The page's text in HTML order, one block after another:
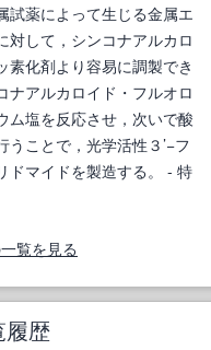
試薬によって生じる金属エ
対して，シンコナアルカロ
素化剤より容易に調製でき
ナアルカロイド・フルオロ
ム塩を反応させ，次いで酸
うことで，光学活性３’−フ
ドマイドを製造する。
- 特
覧を見る
履歴